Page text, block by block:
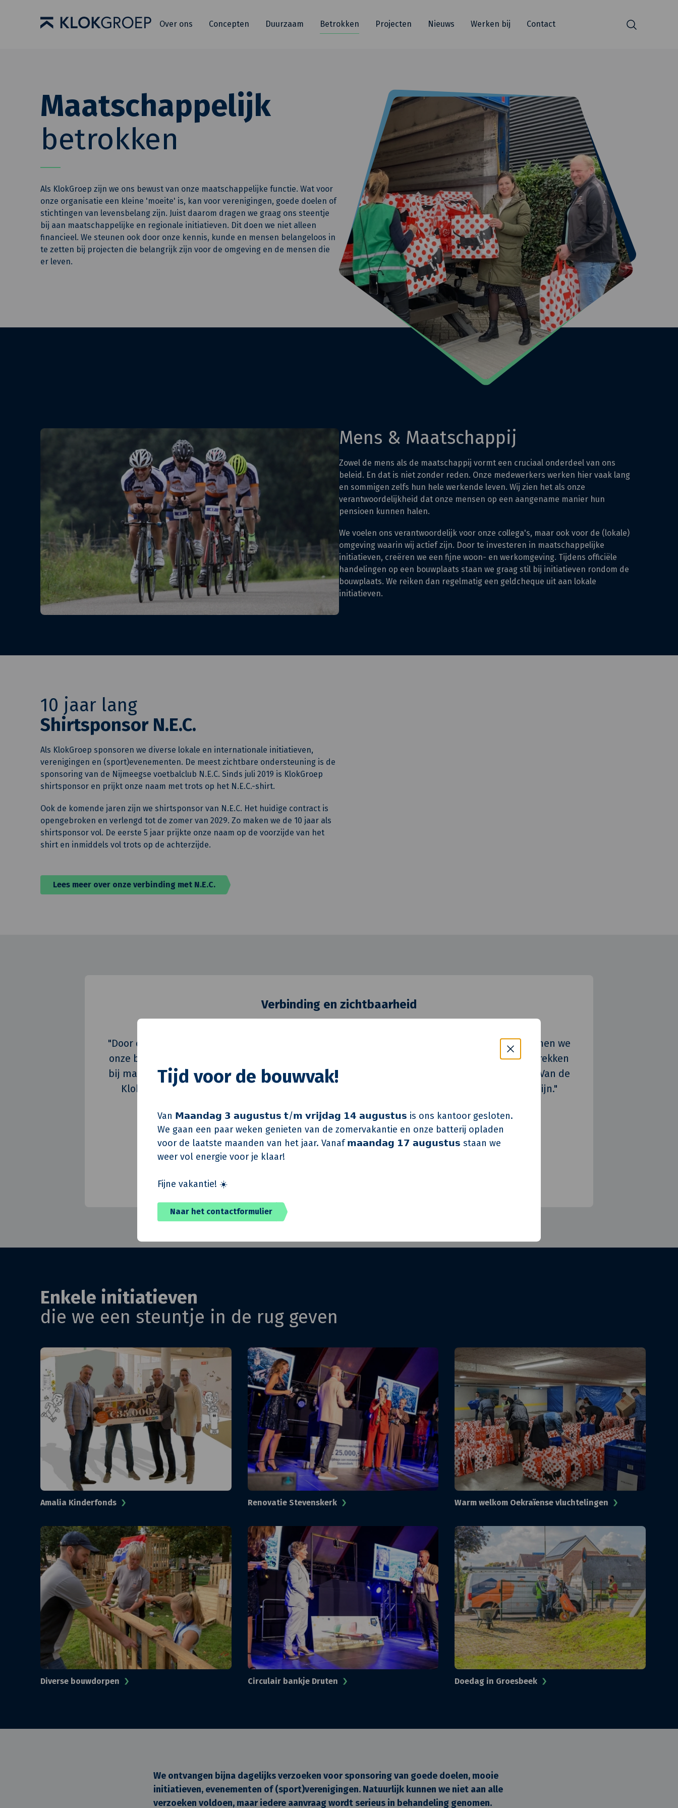
Tijd voor de bouwvak!
Van 𝗠𝗮𝗮𝗻𝗱𝗮𝗴 𝟯 𝗮𝘂𝗴𝘂𝘀𝘁𝘂𝘀 𝘁/𝗺 𝘃𝗿𝗶𝗷𝗱𝗮𝗴 𝟭𝟰 𝗮𝘂𝗴𝘂𝘀𝘁𝘂𝘀 is ons kantoor gesloten.
We gaan een paar weken genieten van de zomervakantie en onze batterij opladen
voor de laatste maanden van het jaar. Vanaf 𝗺𝗮𝗮𝗻𝗱𝗮𝗴 𝟭𝟳 𝗮𝘂𝗴𝘂𝘀𝘁𝘂𝘀 staan we
weer vol energie voor je klaar!
Fijne vakantie! ☀️
Naar het contactformulier
Over ons Concepten Duurzaam Betrokken Projecten Nieuws Werken bij Contact Zoeken
Maatschappelijk
betrokken
Als KlokGroep zijn we ons bewust van onze maatschappelijke functie. Wat voor
onze organisatie een kleine 'moeite' is, kan voor verenigingen, goede doelen of
stichtingen van levensbelang zijn. Juist daarom dragen we graag ons steentje
bij aan maatschappelijke en regionale initiatieven. Dit doen we niet alleen
financieel. We steunen ook door onze kennis, kunde en mensen belangeloos in
te zetten bij projecten die belangrijk zijn voor de omgeving en de mensen die
er leven.
Mens & Maatschappij
Zowel de mens als de maatschappij vormt een cruciaal onderdeel van ons
beleid. En dat is niet zonder reden. Onze medewerkers werken hier vaak lang
en sommigen zelfs hun hele werkende leven. Wij zien het als onze
verantwoordelijkheid dat onze mensen op een aangename manier hun
pensioen kunnen halen.
We voelen ons verantwoordelijk voor onze collega's, maar ook voor de (lokale)
omgeving waarin wij actief zijn. Door te investeren in maatschappelijke
initiatieven, creëren we een fijne woon- en werkomgeving. Tijdens officiële
handelingen op een bouwplaats staan we graag stil bij initiatieven rondom de
bouwplaats. We reiken dan regelmatig een geldcheque uit aan lokale
initiatieven.
10 jaar lang
Shirtsponsor N.E.C.
Als KlokGroep sponsoren we diverse lokale en internationale initiatieven,
verenigingen en (sport)evenementen. De meest zichtbare ondersteuning is de
sponsoring van de Nijmeegse voetbalclub N.E.C. Sinds juli 2019 is KlokGroep
shirtsponsor en prijkt onze naam met trots op het N.E.C.-shirt.
Ook de komende jaren zijn we shirtsponsor van N.E.C. Het huidige contract is
opengebroken en verlengd tot de zomer van 2029. Zo maken we de 10 jaar als
shirtsponsor vol. De eerste 5 jaar prijkte onze naam op de voorzijde van het
shirt en inmiddels vol trots op de achterzijde.
Lees meer over onze verbinding met N.E.C.
Verbinding en zichtbaarheid
"Door ons te verbinden met N.E.C. geven we iets terug aan de regio waar we gevestigd zijn, tonen we
onze betrokkenheid bij Nijmegen en hebben we de mogelijkheid om samen met N.E.C. op te trekken
bij maatschappelijke projecten. Door de promotie van N.E.C naar de eredivisie krijgen - naast Van de
Klok - ook Novaform, Heilijgers en Adriaan van Erk een platform om landelijk zichtbaar te zijn."
Enkele initiatieven
die we een steuntje in de rug geven
Amalia Kinderfonds Renovatie Stevenskerk Warm welkom Oekraïense vluchtelingen
Diverse bouwdorpen Circulair bankje Druten Doedag in Groesbeek
We ontvangen bijna dagelijks verzoeken voor sponsoring van goede doelen, mooie
initiatieven, evenementen of (sport)verenigingen. Natuurlijk kunnen we niet aan alle
verzoeken voldoen, maar iedere aanvraag wordt serieus in behandeling genomen.